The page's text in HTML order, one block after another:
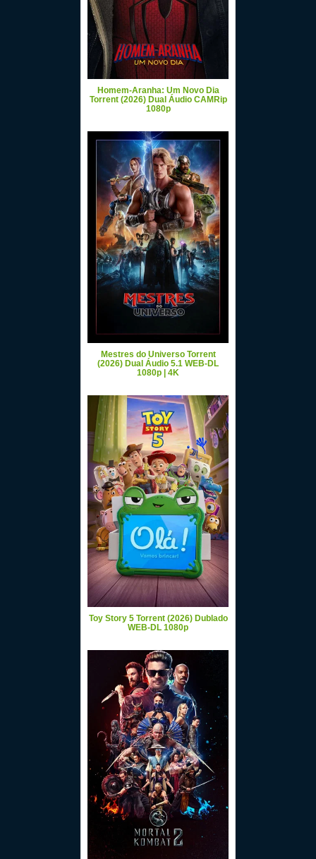
Homem-Aranha: Um Novo Dia
Torrent (2026) Dual Áudio CAMRip
1080p
Mestres do Universo Torrent
(2026) Dual Áudio 5.1 WEB-DL
1080p | 4K
Toy Story 5 Torrent (2026) Dublado
WEB-DL 1080p